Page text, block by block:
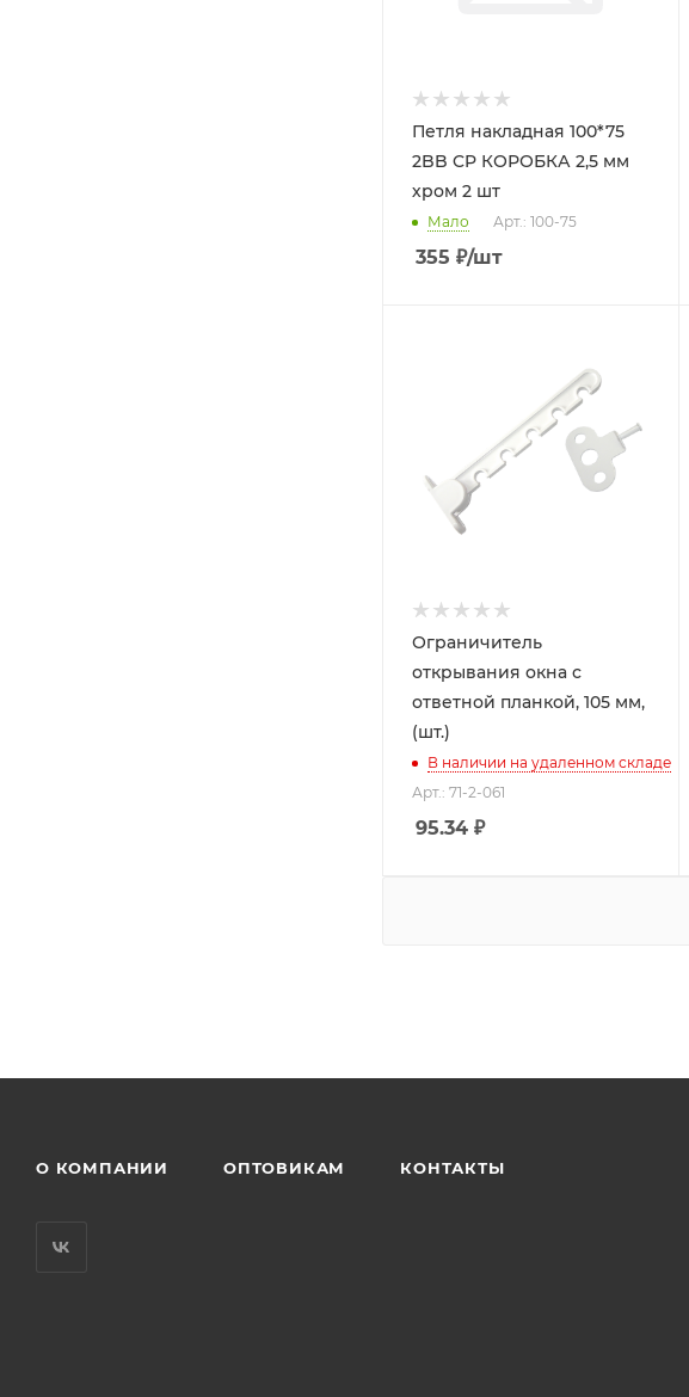
Петля накладная 100*75
2BB CP КОРОБКА 2,5 мм
хром 2 шт
Мало Арт.: 100-75
355 ₽/шт
Ограничитель
открывания окна с
ответной планкой, 105 мм,
(шт.)
В наличии на удаленном складе
Арт.: 71-2-061
95.34 ₽
О КОМПАНИИ ОПТОВИКАМ КОНТАКТЫ